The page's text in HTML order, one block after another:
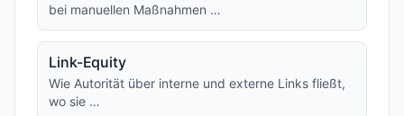
bei manuellen Maßnahmen …
Link-Equity
Wie Autorität über interne und externe Links fließt,
wo sie …